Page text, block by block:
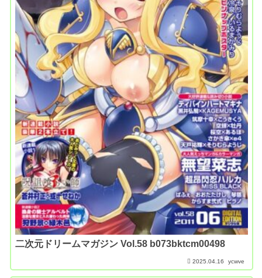
二次元ドリームマガジン Vol.58 b073bktcm00498
2025.04.16 ycwve